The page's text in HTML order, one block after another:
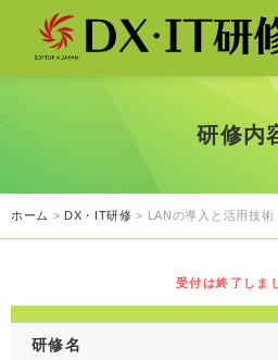
研修内
ホーム > DX・IT研修 > LANの導入と活用技術
受付は終了しま
研修名